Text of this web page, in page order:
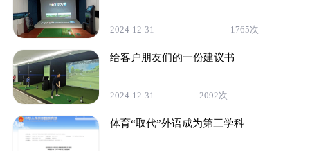
2024-12-31 1765次
给客户朋友们的一份建议书
2024-12-31 2092次
体育“取代”外语成为第三学科